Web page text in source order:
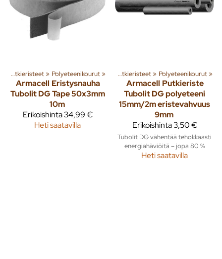
Putkieristeet‪» Polyeteenikourut‪»
Armacell Eristysnauha
Tubolit DG Tape 50x3mm
10m
Erikoishinta34,99 €
Heti saatavilla
ja tuotteita‪» Rakenna‪»Käyttövesi Putkieristeet‪» Polyeteenikourut‪»
Armacell Putkieriste
Tubolit DG polyeteeni
15mm/2m eristevahvuus
9mm
Erikoishinta3,50 €
Tubolit DG vähentää tehokkaasti
energiahäviöitä – jopa 80 %
Heti saatavilla